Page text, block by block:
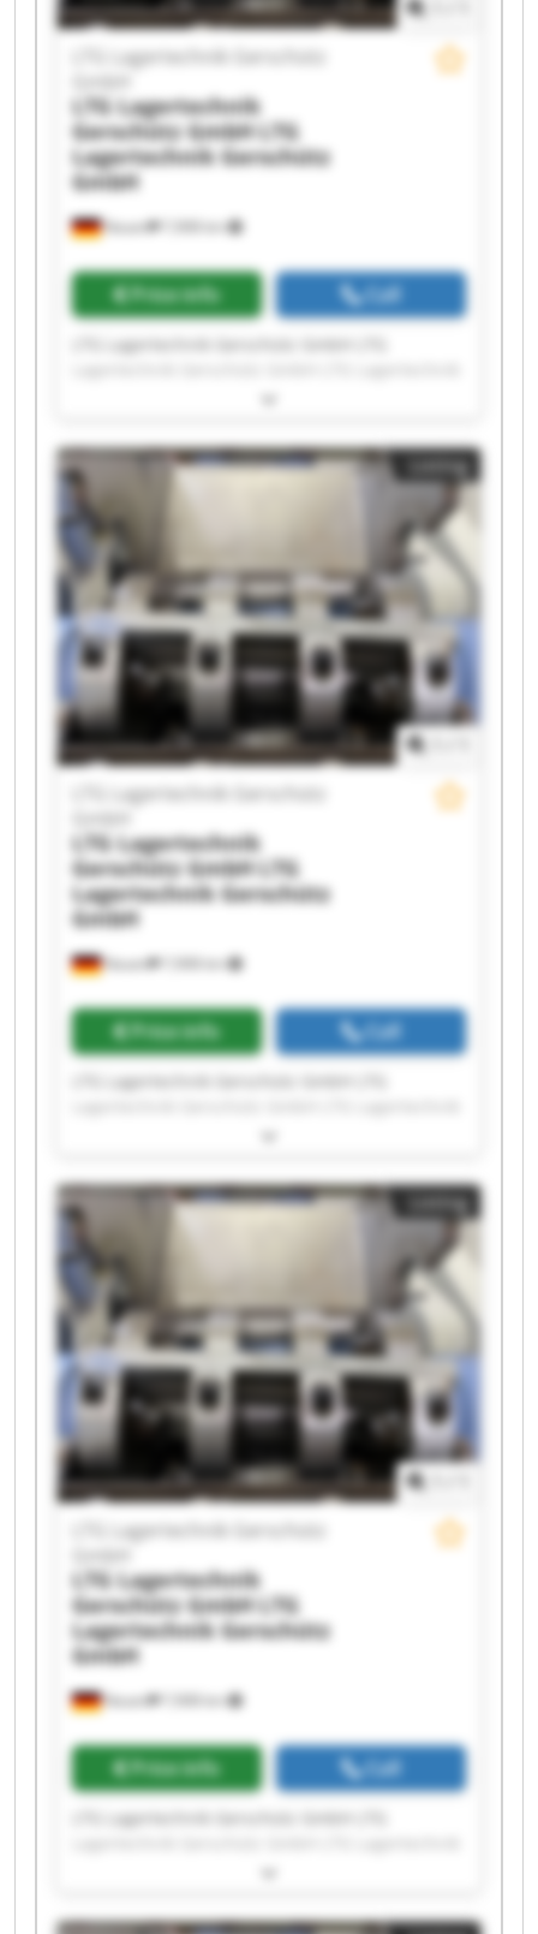
Nauen 7,908 km
LTG Lagertechnik Gerschütz
LTG Lagertechnik
Gerschütz GmbHLTG
Lagertechnik Gerschütz
GmbH
Price info Call
LTG Lagertechnik Gerschütz GmbH LTG
Gerschütz GmbH LTG Lagertechnik Gerschütz
Lagertechnik Gerschütz GmbH LTG Lagertechnik
Gerschütz GmbH LTG Lagertechnik Gerschütz
Lagertechnik Gerschütz GmbH LTG Lagertechnik
Gerschütz GmbH LTG Lagertechnik Gerschütz
GmbH LTG Lagertechnik Gerschütz GmbH LTG
Lagertechnik Gerschütz GmbH LTG Lagertechnik
Gerschütz GmbH LTG Lagertechnik Gerschütz
GmbH LTG Lagertechnik Gerschütz GmbH LTG
Lagertechnik Gerschütz GmbH LTG Lagertechnik
Gerschütz GmbH LTG Lagertechnik Gerschütz
GmbH
Listing
Nauen 7,908 km
LTG Lagertechnik Gerschütz
LTG Lagertechnik
Gerschütz GmbHLTG
Lagertechnik Gerschütz
GmbH
Price info Call
LTG Lagertechnik Gerschütz GmbH LTG
Gerschütz GmbH LTG Lagertechnik Gerschütz
Lagertechnik Gerschütz GmbH LTG Lagertechnik
Gerschütz GmbH LTG Lagertechnik Gerschütz
Lagertechnik Gerschütz GmbH LTG Lagertechnik
Gerschütz GmbH LTG Lagertechnik Gerschütz
GmbH LTG Lagertechnik Gerschütz GmbH LTG
Lagertechnik Gerschütz GmbH LTG Lagertechnik
Gerschütz GmbH LTG Lagertechnik Gerschütz
GmbH LTG Lagertechnik Gerschütz GmbH LTG
Lagertechnik Gerschütz GmbH LTG Lagertechnik
Gerschütz GmbH LTG Lagertechnik Gerschütz
GmbH
Listing
Nauen 7,908 km
LTG Lagertechnik Gerschütz
LTG Lagertechnik
Gerschütz GmbHLTG
Lagertechnik Gerschütz
GmbH
Price info Call
LTG Lagertechnik Gerschütz GmbH LTG
Gerschütz GmbH LTG Lagertechnik Gerschütz
Lagertechnik Gerschütz GmbH LTG Lagertechnik